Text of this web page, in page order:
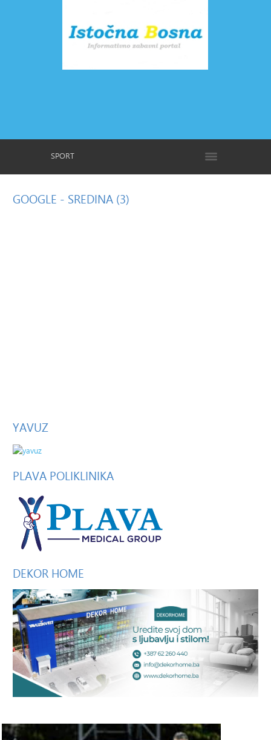
SPORT
GOOGLE - SREDINA (3)
YAVUZ
PLAVA POLIKLINIKA
DEKOR HOME